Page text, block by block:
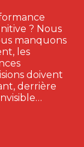
? Nous
manquons
les
doivent
derrière